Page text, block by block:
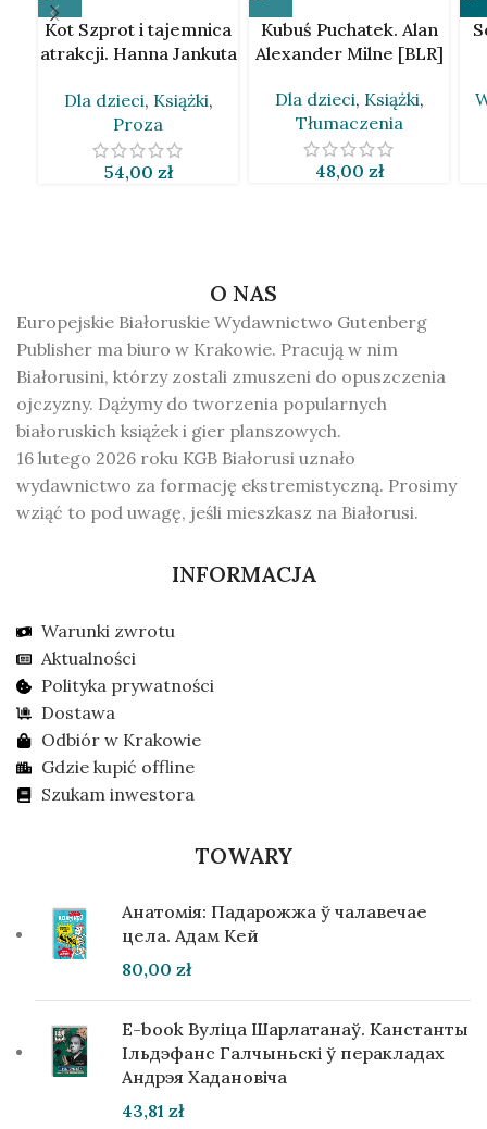
Kot Szprot i tajemnica
atrakcji. Hanna Jankuta
Dla dzieci, Książki,
Proza
54,00 zł
Kubuś Puchatek. Alan
Alexander Milne [BLR]
Dla dzieci, Książki,
Tłumaczenia
48,00 zł
O NAS
Europejskie Białoruskie Wydawnictwo Gutenberg
Publisher ma biuro w Krakowie. Pracują w nim
Białorusini, którzy zostali zmuszeni do opuszczenia
ojczyzny. Dążymy do tworzenia popularnych
białoruskich książek i gier planszowych.
16 lutego 2026 roku KGB Białorusi uznało
wydawnictwo za formację ekstremistyczną. Prosimy
wziąć to pod uwagę, jeśli mieszkasz na Białorusi.
INFORMACJA
Warunki zwrotu
Aktualności
Polityka prywatności
Dostawa
Odbiór w Krakowie
Gdzie kupić offline
Szukam inwestora
TOWARY
Анатомія: Падарожжа ў чалавечае
цела. Адам Кей
80,00 zł
E-book Вуліца Шарлатанаў. Канстанты
Ільдэфанс Галчыньскі ў перакладах
Андрэя Хадановіча
43,81 zł